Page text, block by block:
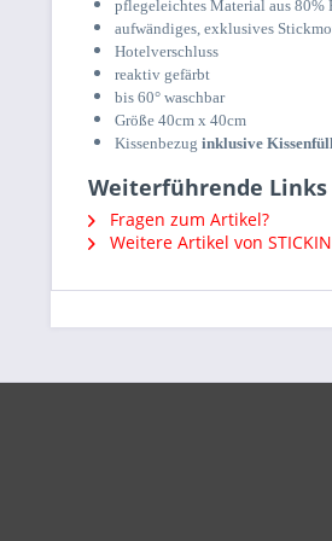
pflegeleichtes Material aus 80%
aufwändiges, exklusives
Hotelverschluss
reaktiv gefärbt
bis 60° waschbar
Größe 40cm x 40cm
Kissenbezug inklusive
Weiterführende
Fragen zum Artikel?
Weitere Artikel von